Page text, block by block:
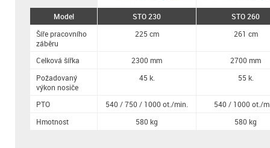
Model
Šíře pracovního
záběru
Celková šířka
Požadovaný
výkon nosiče
PTO
Hmotnost
STO 230
STO 260
225 cm
261 cm
2300 mm
2700 mm
45 k.
55 k.
540 / 750 / 1000 ot./min.
540 / 1000 ot./
580 kg
580 kg